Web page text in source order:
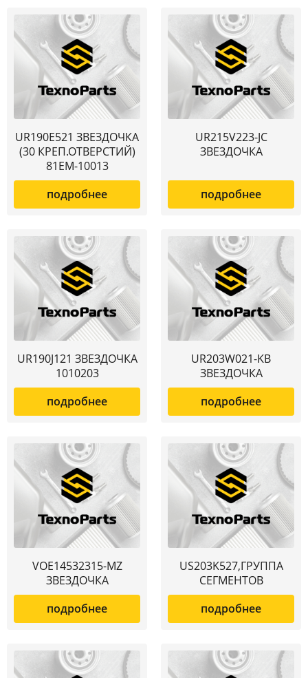
UR190E521 ЗВЕЗДОЧКА
(30 КРЕП.ОТВЕРСТИЙ)
81EM-10013
подробнее
UR215V223-JC
ЗВЕЗДОЧКА
подробнее
UR190J121 ЗВЕЗДОЧКА
1010203
подробнее
UR203W021-KB
ЗВЕЗДОЧКА
подробнее
VOE14532315-MZ
ЗВЕЗДОЧКА
подробнее
US203K527,ГРУППА
СЕГМЕНТОВ
подробнее